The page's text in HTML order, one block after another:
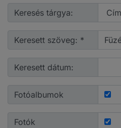
Keresés tárgya:
Keresett szöveg: *
Keresett dátum:
Fotóalbumok
Fotók